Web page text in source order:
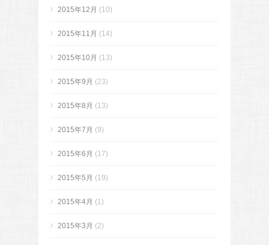
2015年12月 (10)
2015年11月 (14)
2015年10月 (13)
2015年9月 (23)
2015年8月 (13)
2015年7月 (9)
2015年6月 (17)
2015年5月 (19)
2015年4月 (1)
2015年3月 (2)